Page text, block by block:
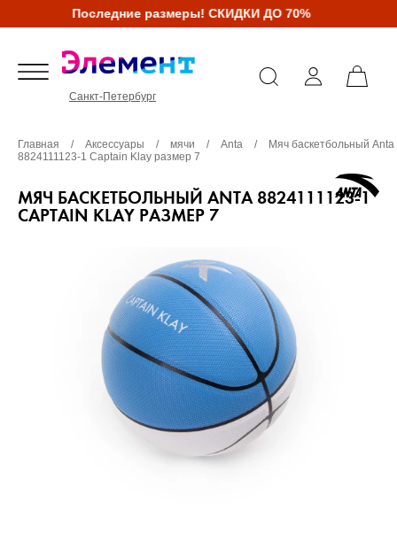
Последние размеры! СКИДКИ ДО 70%
Санкт-Петербург
Главная / Аксессуары / мячи / Anta /
Мяч баскетбольный Anta
8824111123-1 Captain Klay размер 7
МЯЧ БАСКЕТБОЛЬНЫЙ ANTA 8824111123-1
CAPTAIN KLAY РАЗМЕР 7